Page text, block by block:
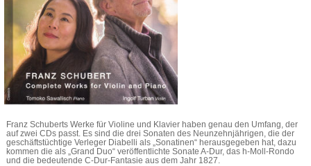
Franz Schuberts Werke für Violine und Klavier haben genau den Umfang, der
auf zwei CDs passt. Es sind die drei Sonaten des Neunzehnjährigen, die der
geschäftstüchtige Verleger Diabelli als „Sonatinen“ herausgegeben hat, dazu
kommen die als „Grand Duo“ veröffentlichte Sonate A-Dur, das h-Moll-Rondo
und die bedeutende C-Dur-Fantasie aus dem Jahr 1827.